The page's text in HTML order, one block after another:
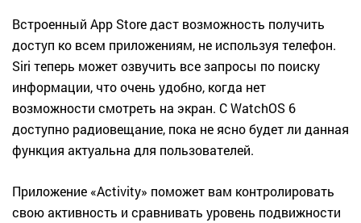
Встроенный App Store даст возможность получить
доступ ко всем приложениям, не используя телефон.
Siri теперь может озвучить все запросы по поиску
информации, что очень удобно, когда нет
возможности смотреть на экран. С WatchOS 6
доступно радиовещание, пока не ясно будет ли данная
функция актуальна для пользователей.
Приложение «Activity» поможет вам контролировать
свою активность и сравнивать уровень подвижности